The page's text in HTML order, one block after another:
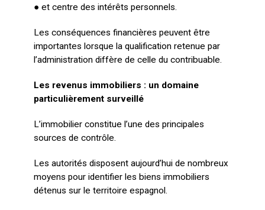
● et centre des intérêts personnels.
Les conséquences financières peuvent être
importantes lorsque la qualification retenue par
l’administration diffère de celle du contribuable.
Les revenus immobiliers : un domaine
particulièrement surveillé
L’immobilier constitue l’une des principales
sources de contrôle.
Les autorités disposent aujourd’hui de nombreux
moyens pour identifier les biens immobiliers
détenus sur le territoire espagnol.